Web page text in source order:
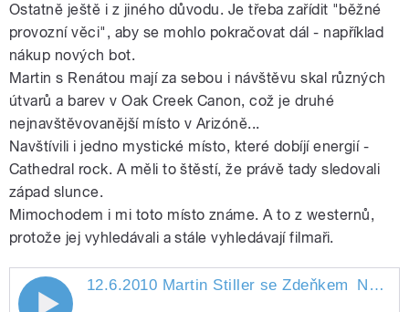
Ostatně ještě i z jiného důvodu. Je třeba zařídit "běžné
provozní věci", aby se mohlo pokračovat dál - například
nákup nových bot.
Martin s Renátou mají za sebou i návštěvu skal různých
útvarů a barev v Oak Creek Canon, což je druhé
nejnavštěvovanější místo v Arizóně...
Navštívili i jedno mystické místo, které dobíjí energií -
Cathedral rock. A měli to štěstí, že právě tady sledovali
západ slunce.
Mimochodem i mi toto místo známe. A to z westernů,
protože jej vyhledávali a stále vyhledávají filmaři.
12.6.2010 Martin Stiller se Zdeňkem
12.6.2010 Martin Stiller se Zdeňkem Novákem